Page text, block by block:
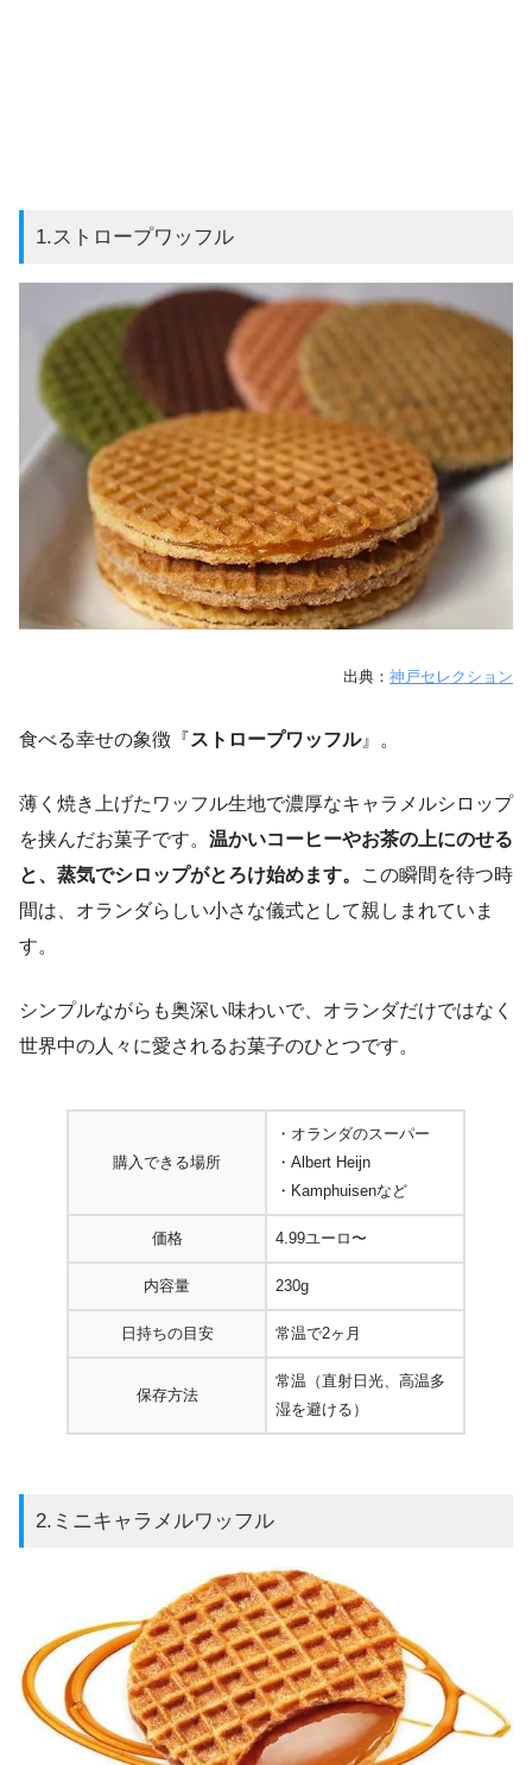
1.ストロープワッフル
出典： 神戸セレクション
食べる幸せの象徴『ストロープワッフル』。
薄く焼き上げたワッフル生地で濃厚なキャラメルシロップ
を挟んだお菓子です。 温かいコーヒーやお茶の上にのせる
と、蒸気でシロップがとろけ始めます。
この瞬間を待つ時
間は、オランダらしい小さな儀式として親しまれていま
す。
シンプルながらも奥深い味わいで、オランダだけではなく
世界中の人々に愛されるお菓子のひとつです。
購入できる場所
・オランダのスーパー
・Albert Heijn
・Kamphuisenなど
価格 4.99ユーロ〜
内容量 230g
日持ちの目安 常温で2ヶ月
保存方法
常温（直射日光、高温多
湿を避ける）
2.ミニキャラメルワッフル